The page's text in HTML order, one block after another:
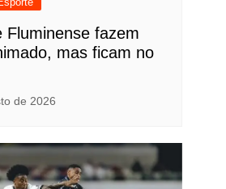
Fluminense fazem
mas ficam no
de 2026